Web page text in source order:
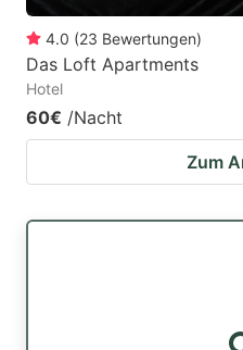
4.0 (23 Bewertungen)
Das Loft Apartments
Hotel
60€ /Nacht
Zum